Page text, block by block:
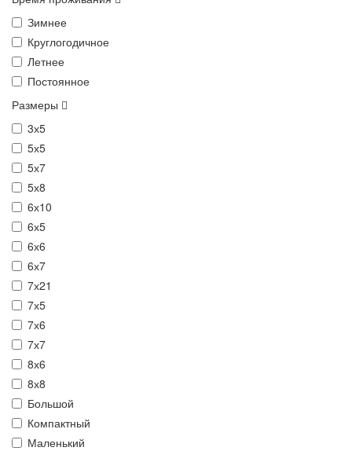
Зимнее
Круглогодичное
Летнее
Постоянное
Размеры
3х5
5х5
5х7
5х8
6х10
6х5
6х6
6х7
7х21
7х5
7х6
7х7
8х6
8х8
Большой
Компактный
Маленький